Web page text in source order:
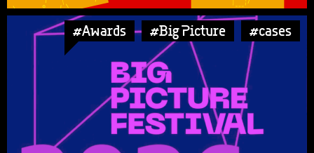
#Awards #Big Picture #cases